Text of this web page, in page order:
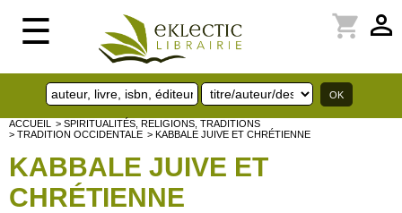
☰ perm_identity
shopping_cart
ACCUEIL
> SPIRITUALITÉS, RELIGIONS, TRADITIONS
> TRADITION OCCIDENTALE > KABBALE JUIVE ET CHRÉTIENNE
KABBALE JUIVE ET
CHRÉTIENNE